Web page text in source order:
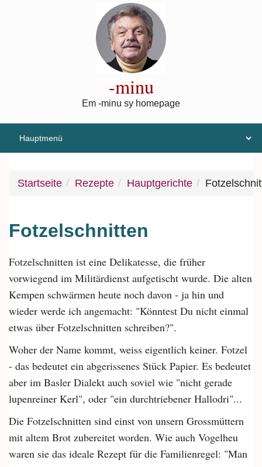
-minu
Em -minu sy homepage
Startseite Rezepte Hauptgerichte
Fotzelschnitten
Fotzelschnitten ist eine Delikatesse, die früher
vorwiegend im Militärdienst aufgetischt wurde. Die alten
Kempen schwärmen heute noch davon - ja hin und
wieder werde ich angemacht: "Könntest Du nicht einmal
etwas über Fotzelschnitten schreiben?".
Woher der Name kommt, weiss eigentlich keiner. Fotzel
- das bedeutet ein abgerissenes Stück Papier. Es bedeutet
aber im Basler Dialekt auch soviel wie "nicht gerade
lupenreiner Kerl", oder "ein durchtriebener Hallodri"...
Die Fotzelschnitten sind einst von unsern Grossmüttern
mit altem Brot zubereitet worden. Wie auch Vogelheu
waren sie das ideale Rezept für die Familienregel: "Man